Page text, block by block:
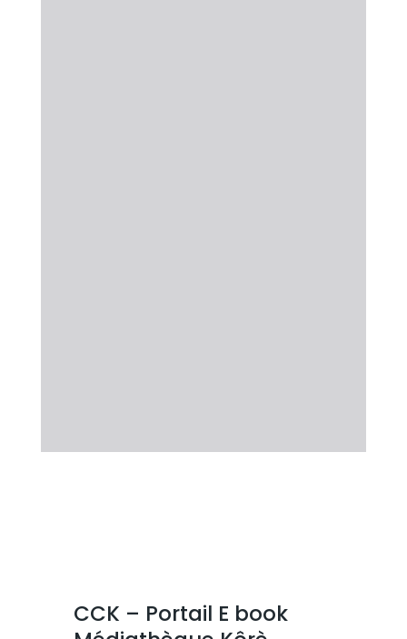
CCK – Portail E book